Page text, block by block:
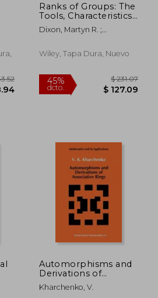
Ranks of Groups: The
Tools, Characteristics,
and Restrictions (en
Inglés)
Dixon, Martyn R. ;
Subbotin, Igor Ya
Wiley, Tapa Dura, Nuevo
45%
Automorphisms and
Derivations of
Associative Rings (en
Inglés)
Kharchenko, V.